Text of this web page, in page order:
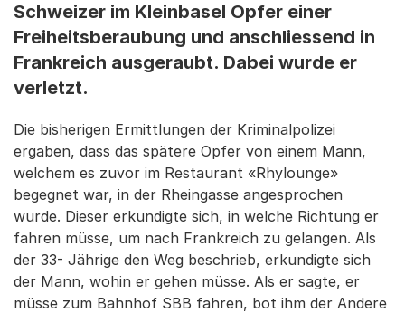
Schweizer im Kleinbasel Opfer einer
Freiheitsberaubung und anschliessend in
Frankreich ausgeraubt. Dabei wurde er
verletzt.
Die bisherigen Ermittlungen der Kriminalpolizei
ergaben, dass das spätere Opfer von einem Mann,
welchem es zuvor im Restaurant «Rhylounge»
begegnet war, in der Rheingasse angesprochen
wurde. Dieser erkundigte sich, in welche Richtung er
fahren müsse, um nach Frankreich zu gelangen. Als
der 33- Jährige den Weg beschrieb, erkundigte sich
der Mann, wohin er gehen müsse. Als er sagte, er
müsse zum Bahnhof SBB fahren, bot ihm der Andere